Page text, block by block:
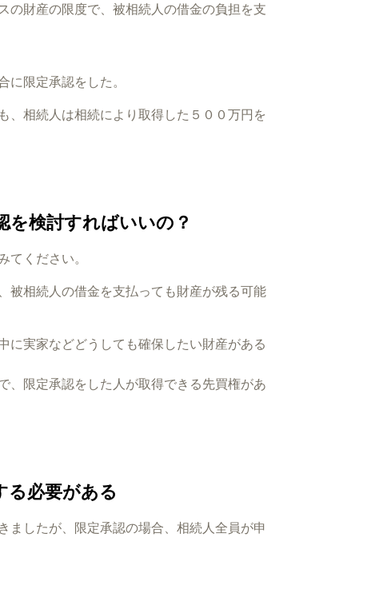
の財産の限度で、被相続人の借金の負担を支
に限定承認をした。
、相続人は相続により取得した５００万円を
を検討すればいいの？
てください。
被相続人の借金を支払っても財産が残る可能
に実家などどうしても確保したい財産がある
限定承認をした人が取得できる先買権があ
る必要がある
ましたが、限定承認の場合、相続人全員が申